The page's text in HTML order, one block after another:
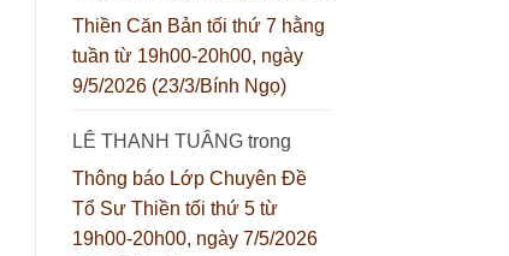
Ngọ)
Thiền Căn Bản tối thứ 7 hằng
tuần từ 19h00-20h00, ngày
9/5/2026 (23/3/Bính Ngọ)
LÊ THANH TUÂNGtrong
Thông báo Lớp Chuyên Đề
Tổ Sư Thiền tối thứ 5 từ
19h00-20h00, ngày 7/5/2026